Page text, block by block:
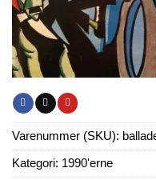
Varenummer (SKU):
Kategori: 1990'erne